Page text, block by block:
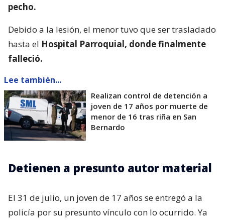
pecho.
Debido a la lesión, el menor tuvo que ser trasladado
hasta el Hospital Parroquial, donde finalmente
falleció.
Lee también...
Realizan control de detención a
joven de 17 años por muerte de
menor de 16 tras riña en San
Bernardo
Detienen a presunto autor material
El 31 de julio, un joven de 17 años se entregó a la
policía por su presunto vínculo con lo ocurrido. Ya